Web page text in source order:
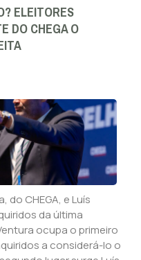
ELEITORES
DO CHEGA O
do CHEGA, e Luís
da última
ocupa o primeiro
a considerá-lo o